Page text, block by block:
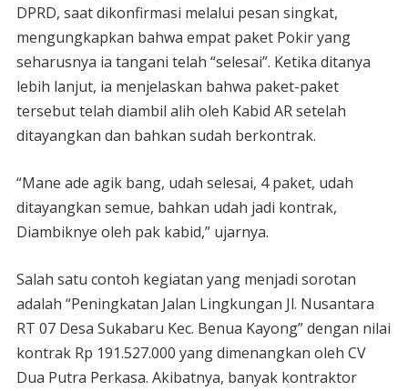
DPRD, saat dikonfirmasi melalui pesan singkat,
mengungkapkan bahwa empat paket Pokir yang
seharusnya ia tangani telah “selesai”. Ketika ditanya
lebih lanjut, ia menjelaskan bahwa paket-paket
tersebut telah diambil alih oleh Kabid AR setelah
ditayangkan dan bahkan sudah berkontrak.
“Mane ade agik bang, udah selesai, 4 paket, udah
ditayangkan semue, bahkan udah jadi kontrak,
Diambiknye oleh pak kabid,” ujarnya.
Salah satu contoh kegiatan yang menjadi sorotan
adalah “Peningkatan Jalan Lingkungan Jl. Nusantara
RT 07 Desa Sukabaru Kec. Benua Kayong” dengan nilai
kontrak Rp 191.527.000 yang dimenangkan oleh CV
Dua Putra Perkasa. Akibatnya, banyak kontraktor